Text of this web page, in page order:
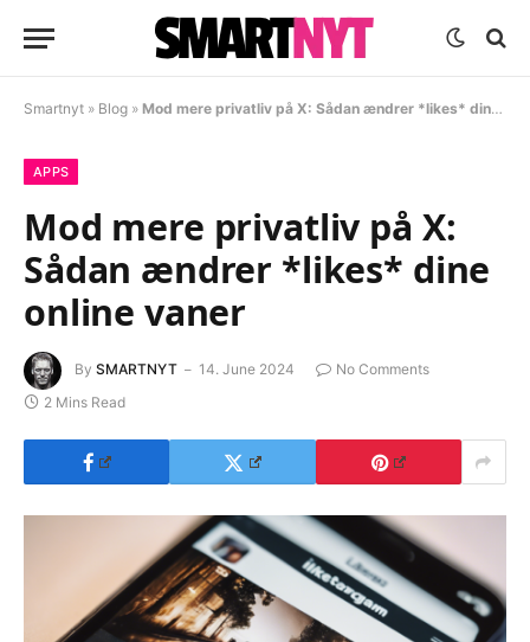
Smartnyt » Blog » Mod mere privatliv på X: Sådan ændrer *likes* dine online vaner
APPS
Mod mere privatliv på X:
Sådan ændrer *likes* dine
online vaner
By SMARTNYT 14. June 2024
No Comments
2 Mins Read